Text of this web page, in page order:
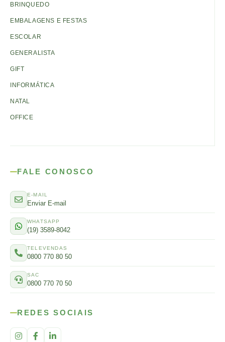
BRINQUEDO
EMBALAGENS E FESTAS
ESCOLAR
GENERALISTA
GIFT
INFORMÁTICA
NATAL
OFFICE
FALE CONOSCO
E-MAIL
Enviar E-mail
WHATSAPP
(19) 3589-8042
TELEVENDAS
0800 770 80 50
SAC
0800 770 70 50
REDES SOCIAIS